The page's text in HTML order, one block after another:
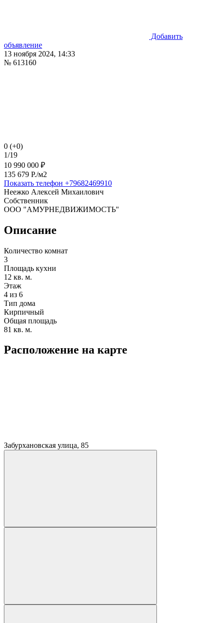
Добавить
объявление
13 ноября 2024, 14:33
№ 613160
0 (+0)
1/19
10 990 000 ₽
135 679 P./м2
Показать телефон +79682469910
Неежко Алексей Михаилович
Собственник
ООО "АМУРНЕДВИЖИМОСТЬ"
Описание
Количество комнат
3
Площадь кухни
12 кв. м.
Этаж
4 из 6
Тип дома
Кирпичный
Общая площадь
81 кв. м.
Расположение на карте
Забурхановская улица, 85